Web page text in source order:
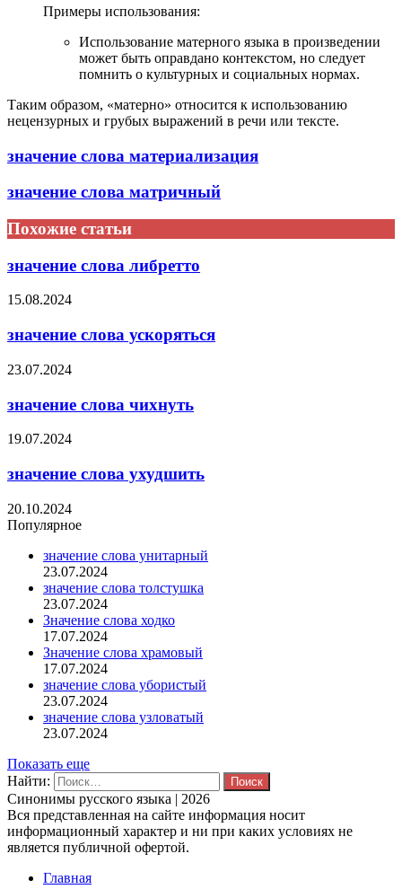
Примеры использования:
Использование матерного языка в произведении
может быть оправдано контекстом, но следует
помнить о культурных и социальных нормах.
Таким образом, «матерно» относится к использованию
нецензурных и грубых выражений в речи или тексте.
значение слова материализация
значение слова матричный
Похожие статьи
значение слова либретто
15.08.2024
значение слова ускоряться
23.07.2024
значение слова чихнуть
19.07.2024
значение слова ухудшить
20.10.2024
Популярное
значение слова унитарный
23.07.2024
значение слова толстушка
23.07.2024
Значение слова ходко
17.07.2024
Значение слова храмовый
17.07.2024
значение слова убористый
23.07.2024
значение слова узловатый
23.07.2024
Показать еще
Найти:
Синонимы русского языка | 2026
Вся представленная на сайте информация носит
информационный характер и ни при каких условиях не
является публичной офертой.
Главная